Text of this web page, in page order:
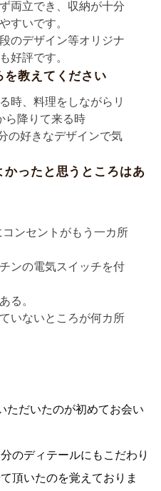
両立でき、収納が十分
すいです。
のデザイン等オリジナ
好評です。
を教えてください
時、料理をしながらリ
ら降りて来る時
の好きなデザインで気
かったと思うところはあ
ンセントがもう一カ所
ンの電気スイッチを付
る。
いないところが何カ所
ただいたのが初めてお会い
のディテールにもこだわり
頂いたのを覚えておりま